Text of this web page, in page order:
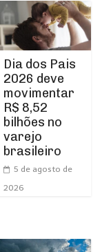
Dia dos Pais
2026 deve
movimentar
R$ 8,52
bilhões no
varejo
brasileiro
5 de agosto de
2026